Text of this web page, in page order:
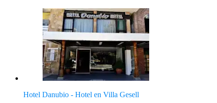
Hotel Danubio - Hotel en Villa Gesell